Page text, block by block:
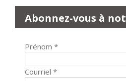
Abonnez-vous à
Prénom *
Courriel *